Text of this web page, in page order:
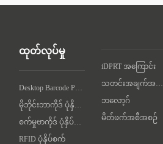
ထုတ်လုပ်မှု
Desktop Barcode Printer
မိုဘိုင်းဘာကိုဒ် ပုံနှိပ်စက်
စက်မှုဗာကိုဒ် ပုံနှိပ်စက်
RFID ပုံနှိပ်စက်
iDPRT အကြောင်း
သတင်းအချက်အလက်
ဘလော့ဂ်
မိတ်ဖက်အစီအစဉ်